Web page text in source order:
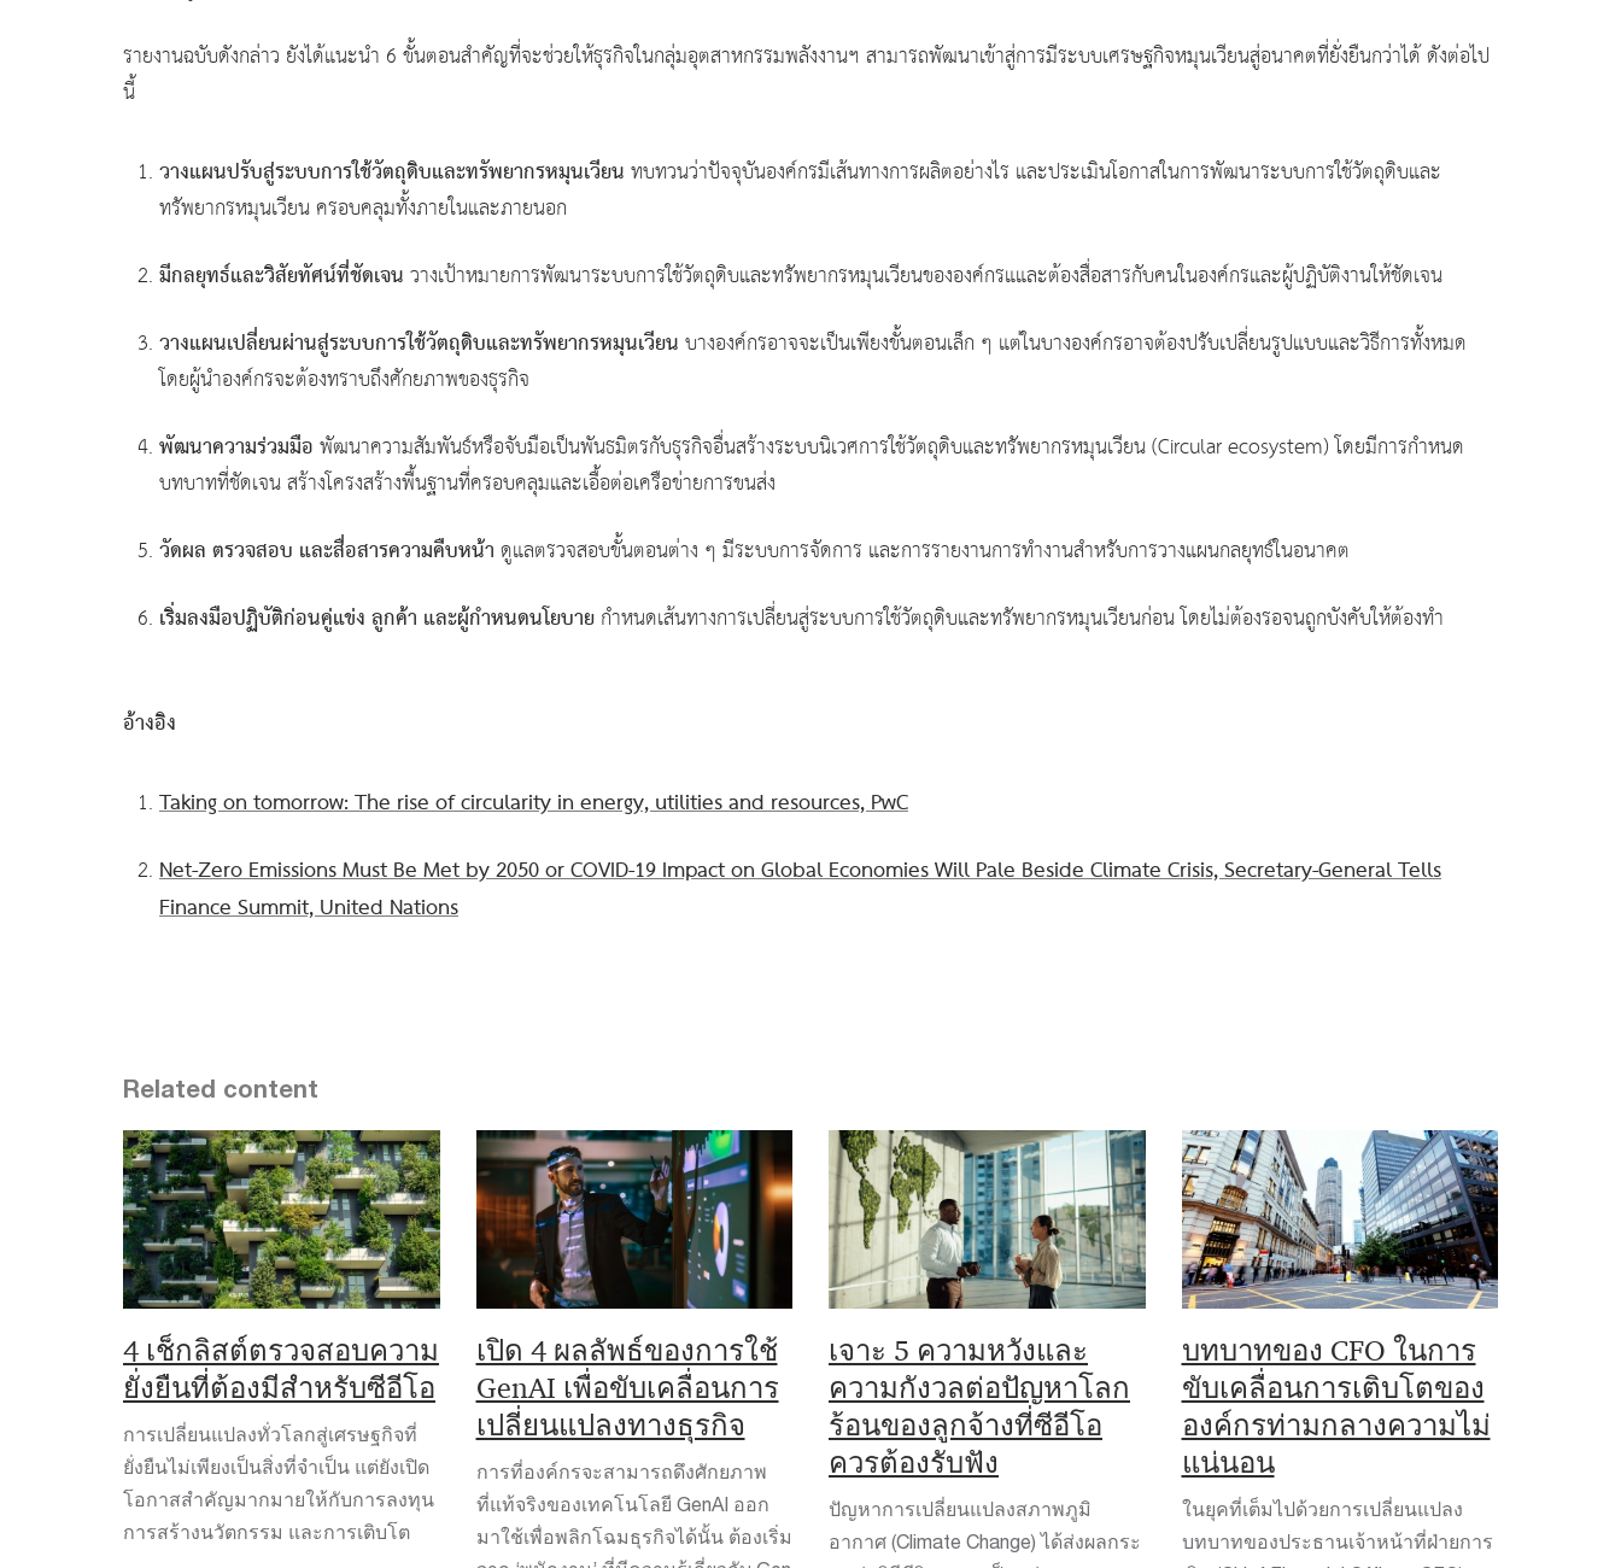
รายงานฉบับดังกล่าว ยังได้แนะนำ 6 ขั้นตอนสำคัญที่จะช่วยให้ธุรกิจในกลุ่มอุตสาหกรรมพลังงานฯ สามารถพัฒนาเข้าสู่การมีระบบเศรษฐกิจหมุนเวียนสู่อนาคตที่ยั่งยืนกว่าได้ ดังต่อไป
นี้
วางแผนปรับสู่ระบบการใช้วัตถุดิบและทรัพยากรหมุนเวียนทบทวนว่าปัจจุบันองค์กรมีเส้นทางการผลิตอย่างไร และประเมินโอกาสในการพัฒนาระบบการใช้วัตถุดิบและ
ทรัพยากรหมุนเวียน ครอบคลุมทั้งภายในและภายนอก
มีกลยุทธ์และวิสัยทัศน์ที่ชัดเจนวางเป้าหมายการพัฒนาระบบการใช้วัตถุดิบและทรัพยากรหมุนเวียนขององค์กรแและต้องสื่อสารกับคนในองค์กรและผู้ปฏิบัติงานให้ชัดเจน
วางแผนเปลี่ยนผ่านสู่ระบบการใช้วัตถุดิบและทรัพยากรหมุนเวียนบางองค์กรอาจจะเป็นเพียงขั้นตอนเล็ก ๆ แต่ในบางองค์กรอาจต้องปรับเปลี่ยนรูปแบบและวิธีการทั้งหมด
โดยผู้นำองค์กรจะต้องทราบถึงศักยภาพของธุรกิจ
พัฒนาความร่วมมือพัฒนาความสัมพันธ์หรือจับมือเป็นพันธมิตรกับธุรกิจอื่นสร้างระบบนิเวศการใช้วัตถุดิบและทรัพยากรหมุนเวียน (Circular ecosystem) โดยมีการกำหนด
บทบาทที่ชัดเจน สร้างโครงสร้างพื้นฐานที่ครอบคลุมและเอื้อต่อเครือข่ายการขนส่ง
วัดผล ตรวจสอบ และสื่อสารความคืบหน้าดูแลตรวจสอบขั้นตอนต่าง ๆ มีระบบการจัดการ และการรายงานการทำงานสำหรับการวางแผนกลยุทธ์ในอนาคต
เริ่มลงมือปฏิบัติก่อนคู่แข่ง ลูกค้า และผู้กำหนดนโยบายกำหนดเส้นทางการเปลี่ยนสู่ระบบการใช้วัตถุดิบและทรัพยากรหมุนเวียนก่อน โดยไม่ต้องรอจนถูกบังคับให้ต้องทำ
อ้างอิง
Taking on tomorrow: The rise of circularity in energy, utilities and resources, PwC
Net-Zero Emissions Must Be Met by 2050 or COVID-19 Impact on Global Economies Will Pale Beside Climate Crisis, Secretary-General Tells
Finance Summit, United Nations
Related content
4 เช็กลิสต์ตรวจสอบความ
ยั่งยืนที่ต้องมีสำหรับซีอีโอ
การเปลี่ยนแปลงทั่วโลกสู่เศรษฐกิจที่
ยั่งยืนไม่เพียงเป็นสิ่งที่จำเป็น แต่ยังเปิด
โอกาสสำคัญมากมายให้กับการลงทุน
การสร้างนวัตกรรม และการเติบโต
เปิด 4 ผลลัพธ์ของการใช้
GenAI เพื่อขับเคลื่อนการ
เปลี่ยนแปลงทางธุรกิจ
การที่องค์กรจะสามารถดึงศักยภาพ
ที่แท้จริงของเทคโนโลยี GenAI ออก
มาใช้เพื่อพลิกโฉมธุรกิจได้นั้น ต้องเริ่ม
เจาะ 5 ความหวังและ
ความกังวลต่อปัญหาโลก
ร้อนของลูกจ้างที่ซีอีโอ
ควรต้องรับฟัง
ปัญหาการเปลี่ยนแปลงสภาพภูมิ
อากาศ (Climate Change) ได้ส่งผลกระ
บทบาทของ CFO ในการ
ขับเคลื่อนการเติบโตของ
องค์กรท่ามกลางความไม่
แน่นอน
ในยุคที่เต็มไปด้วยการเปลี่ยนแปลง
บทบาทของประธานเจ้าหน้าที่ฝ่ายการ